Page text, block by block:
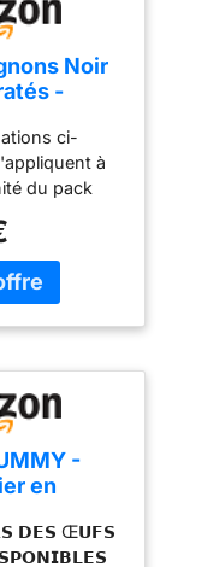
Noir
-
ci-
à
du pack
la marque
Contenu: 1
Pays
-
en
100%
poudre
𝗗𝗘𝗦 Œ𝗨𝗙𝗦